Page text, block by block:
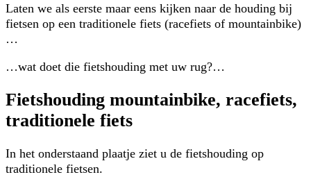
Laten we als eerste maar eens kijken naar de houding bij
fietsen op een traditionele fiets (racefiets of mountainbike)
…
…wat doet die fietshouding met uw rug?…
Fietshouding mountainbike, racefiets,
traditionele fiets
In het onderstaand plaatje ziet u de fietshouding op
traditionele fietsen.